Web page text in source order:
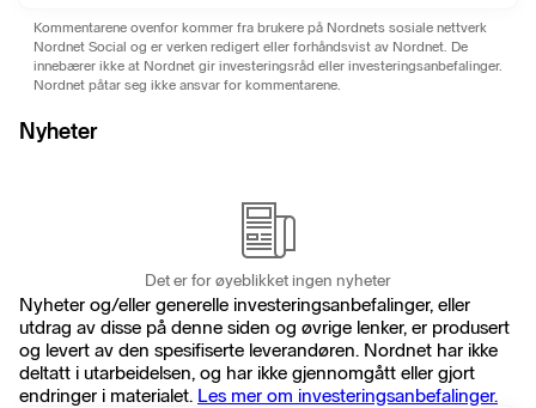
Kommentarene ovenfor kommer fra brukere på Nordnets sosiale nettverk
Nordnet Social og er verken redigert eller forhåndsvist av Nordnet. De
innebærer ikke at Nordnet gir investeringsråd eller investeringsanbefalinger.
Nordnet påtar seg ikke ansvar for kommentarene.
Nyheter
Det er for øyeblikket ingen nyheter
Nyheter og/eller generelle investeringsanbefalinger, eller
utdrag av disse på denne siden og øvrige lenker, er produsert
og levert av den spesifiserte leverandøren. Nordnet har ikke
deltatt i utarbeidelsen, og har ikke gjennomgått eller gjort
endringer i materialet. Les mer om investeringsanbefalinger.